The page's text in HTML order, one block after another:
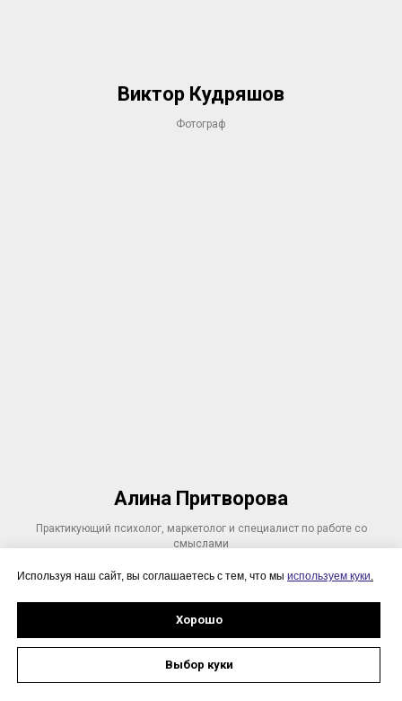
Виктор Кудряшов
Фотограф
Алина Притворова
Практикующий психолог, маркетолог и специалист по работе со
смыслами
Используя наш сайт, вы соглашаетесь с тем, что мы используем куки.
Хорошо
Выбор куки